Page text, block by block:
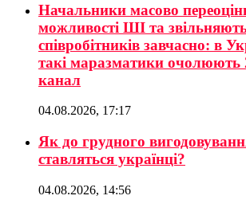
Начальники масово
можливості ШІ та
співробітників завчасно: в
такі маразматики очолюють
канал
04.08.2026, 17:17
Як до грудного
ставляться українці?
04.08.2026, 14:56